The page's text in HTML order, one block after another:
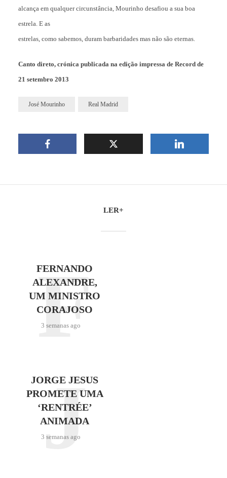
alcança em qualquer circunstância, Mourinho desafiou a sua boa
estrela. E as
estrelas, como sabemos, duram barbaridades mas não são eternas.
Canto direto, crónica publicada na edição impressa de Record de
21 setembro 2013
José Mourinho Real Madrid
LER+
FERNANDO
ALEXANDRE,
UM MINISTRO
CORAJOSO
3 semanas ago
F
JORGE JESUS
PROMETE UMA
‘RENTRÉE’
ANIMADA
3 semanas ago
J